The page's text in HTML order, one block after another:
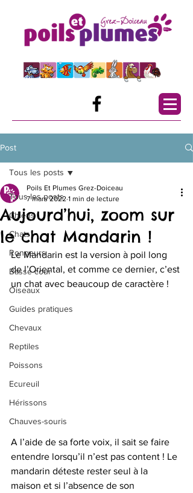
Post
Tous les posts
Chiens
Chats
Rongeurs
Basse-cour
Oiseaux
Guides pratiques
Chevaux
Reptiles
Poissons
Ecureuil
Hérissons
Chauves-souris
Tous les posts
Aujourd’hui, zoom sur
le chat Mandarin !
Poils Et Plumes Grez-Doiceau
7 mars 2022 1 min de lecture
Le Mandarin est la version à poil long
de l’Oriental, et comme ce dernier, c’est
un chat avec beaucoup de caractère !
A l’aide de sa forte voix, il sait se faire
entendre lorsqu’il n’est pas content ! Le
mandarin déteste rester seul à la
maison et si l’absence de son